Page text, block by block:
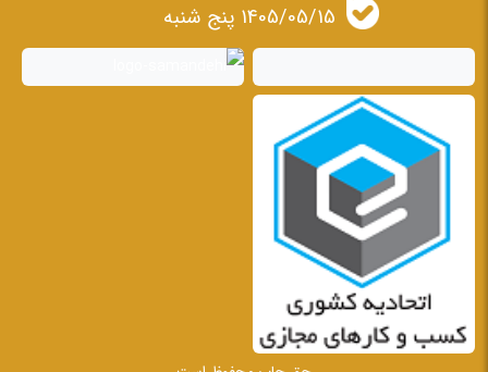
1405/05/15 پنج شنبه